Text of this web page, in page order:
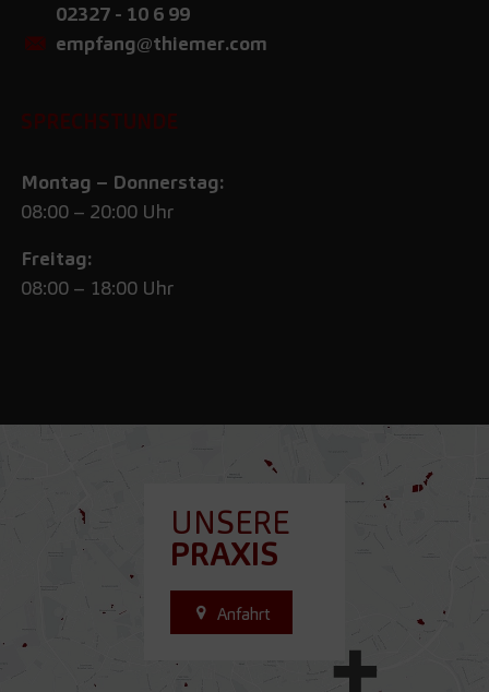
UNSERE
PRAXIS
Anfahrt
02327 - 10 6 99
empfang@thiemer.com
SPRECHSTUNDE
Montag – Donnerstag:
08:00 – 20:00 Uhr
Freitag:
08:00 – 18:00 Uhr